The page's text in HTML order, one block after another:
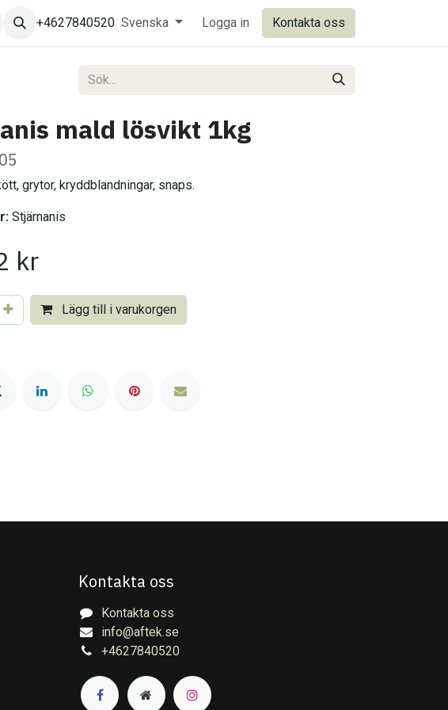
+4627840520 Svenska Logga in Kontakta oss
mald lösvikt 1kg
grytor, kryddblandningar, snaps.
Stjärnanis
kr
Lägg till i varukorgen
Kontakta oss
Kontakta oss
info@aftek.se
+4627840520